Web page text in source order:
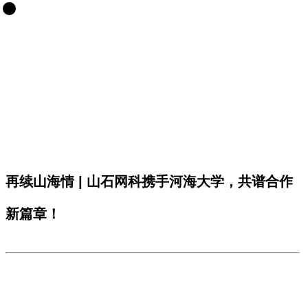
再续山海情 | 山石网科携手河海大学，共谱合作
新篇章！